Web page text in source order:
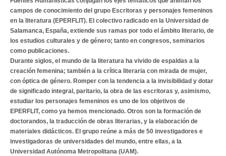
campos de conocimiento del grupo Escritoras y personajes femeninos
en la literatura (EPERFLIT). El colectivo radicado en la Universidad de
Salamanca, España, extiende sus ramas por todo el ámbito literario, de
los estudios culturales y de género; tanto en congresos, seminarios
como publicaciones.
Durante siglos, el mundo de la literatura ha vivido de espaldas a la
creación femenina; también a la crítica literaria con mirada de mujer,
con óptica de género. Romper con la tendencia a la invisibilidad y dotar
de significado integral, paritario, la obra de las escritoras y, asimismo,
estudiar los personajes femeninos es uno de los objetivos de
EPERFLIT, como ya hemos mencionado. Otros son la formación de
doctorandos, la traducción de obras literarias, y la elaboración de
materiales didácticos. El grupo reúne a más de 50 investigadores e
investigadoras de universidades del mundo, entre ellas, a la
Universidad Autónoma Metropolitana (UAM).